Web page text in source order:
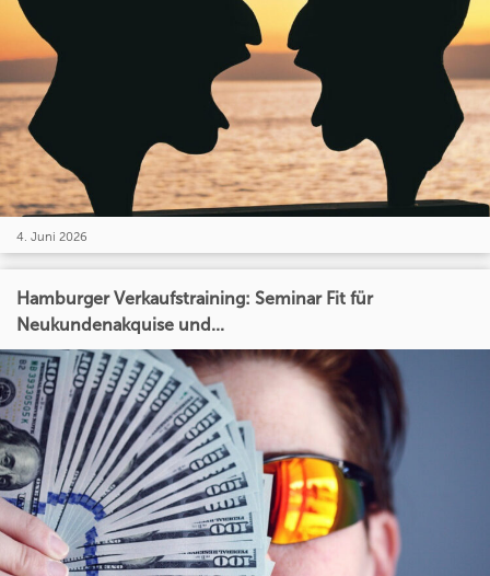
4. Juni 2026
Hamburger Verkaufstraining: Seminar Fit für
Neukundenakquise und...